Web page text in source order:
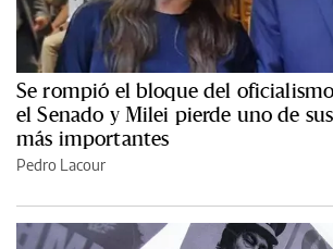
Se rompió el bloque del
el Senado y Milei pierde uno de
más importantes
Pedro Lacour